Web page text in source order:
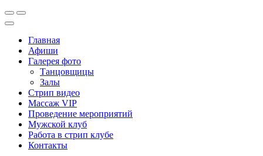
Главная
Афиши
Галерея фото
Танцовщицы
Залы
Стрип видео
Массаж VIP
Проведение мероприятий
Мужской клуб
Работа в стрип клубе
Контакты